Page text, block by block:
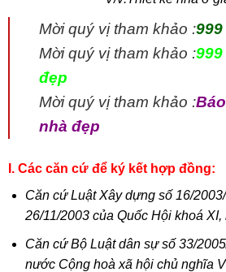
Mời quý vị tham khảo :
Mời quý vị tham khảo :
đẹp
Mời quý vị tham khảo :
nhà đẹp
I. Các căn cứ để ký kết hợp đồng:
Căn cứ Luật Xây dựng số 16/
26/11/2003 của Quốc Hội khoá XI,
Căn cứ Bộ Luật dân sự số 33/
nước Cộng hoà xã hội chủ nghĩa